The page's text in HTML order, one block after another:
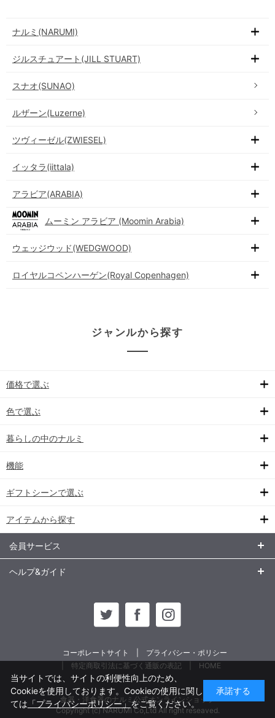
ナルミ(NARUMI)
ジルスチュアート(JILL STUART)
スナオ(SUNAO)
ルザーン(Luzerne)
ツヴィーゼル(ZWIESEL)
イッタラ(iittala)
アラビア(ARABIA)
ムーミン アラビア (Moomin Arabia)
ウェッジウッド(WEDGWOOD)
ロイヤルコペンハーゲン(Royal Copenhagen)
ジャンルから探す
価格で選ぶ
色で選ぶ
暮らしの中のナルミ
機能
ギフトシーンで選ぶ
アイテムから探す
会員サービス
ヘルプ&ガイド
コーポレートサイト
プライバシー・ポリシー
特定商取引法に基づく通販の表記
HOME
食器・洋食器のナルミ公式オンラインショップ
Copyright (c) NARUMI Co,Ltd All right reseaved.
当サイトでは、サイトの利便性向上のため、
Cookieを使用しております。Cookieの使用に関し
ては 「プライバシーポリシー」をご覧ください。
承諾する